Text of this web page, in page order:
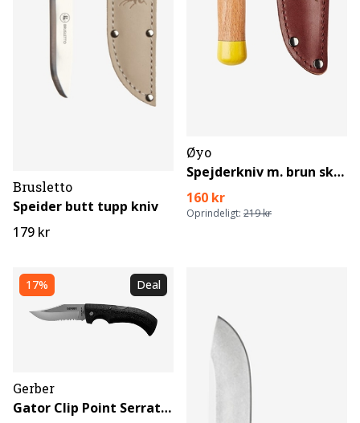
Brusletto
Speider butt tupp kniv
179 kr
Øyo
Spejderkniv m. brun skede
160 kr
Oprindeligt: 219 kr
17% Deal
Gerber
Gator Clip Point Serrated Folder